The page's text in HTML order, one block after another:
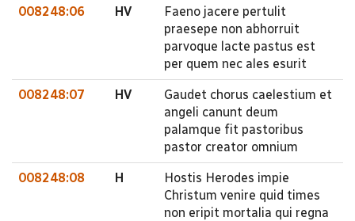
008248:06 HV
Faeno jacere pertulit
praesepe non abhorruit
parvoque lacte pastus est
per quem nec ales esurit
008248:07 HV
Gaudet chorus caelestium et
angeli canunt deum
palamque fit pastoribus
pastor creator omnium
008248:08 H
Hostis Herodes impie
Christum venire quid times
non eripit mortalia qui regna